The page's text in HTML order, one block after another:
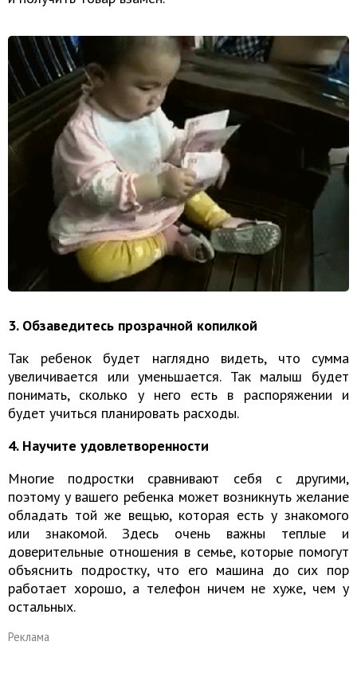
3. Обзаведитесь прозрачной копилкой
Так ребенок будет наглядно видеть, что сумма
увеличивается или уменьшается. Так малыш будет
понимать, сколько у него есть в распоряжении и
будет учиться планировать расходы.
4. Научите удовлетворенности
Многие подростки сравнивают себя с другими,
поэтому у вашего ребенка может возникнуть желание
обладать той же вещью, которая есть у знакомого
или знакомой. Здесь очень важны теплые и
доверительные отношения в семье, которые помогут
объяснить подростку, что его машина до сих пор
работает хорошо, а телефон ничем не хуже, чем у
остальных.
Реклама